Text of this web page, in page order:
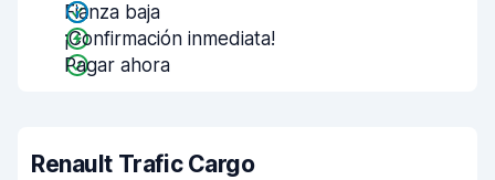
Fianza baja
¡Confirmación inmediata!
Pagar ahora
Renault Trafic Cargo